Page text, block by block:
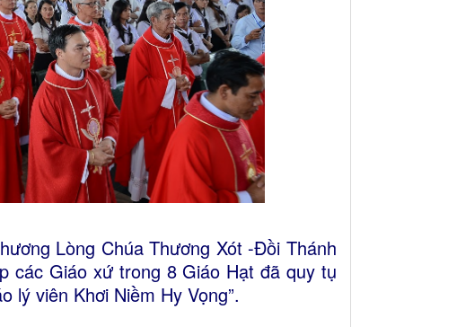
Lòng Chúa Thương Xót -Đồi Thánh
các Giáo xứ trong 8 Giáo Hạt đã quy tụ
lý viên Khơi Niềm Hy Vọng”.